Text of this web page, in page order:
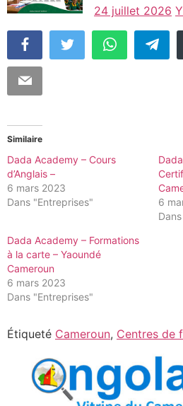
24 juillet 2026
Similaire
Dada Academy – Cours
d’Anglais –
6 mars 2023
Dans "Entreprises"
6
Dada Academy – Formations
à la carte – Yaoundé
Cameroun
6 mars 2023
Dans "Entreprises"
Étiqueté Cameroun, Centres de